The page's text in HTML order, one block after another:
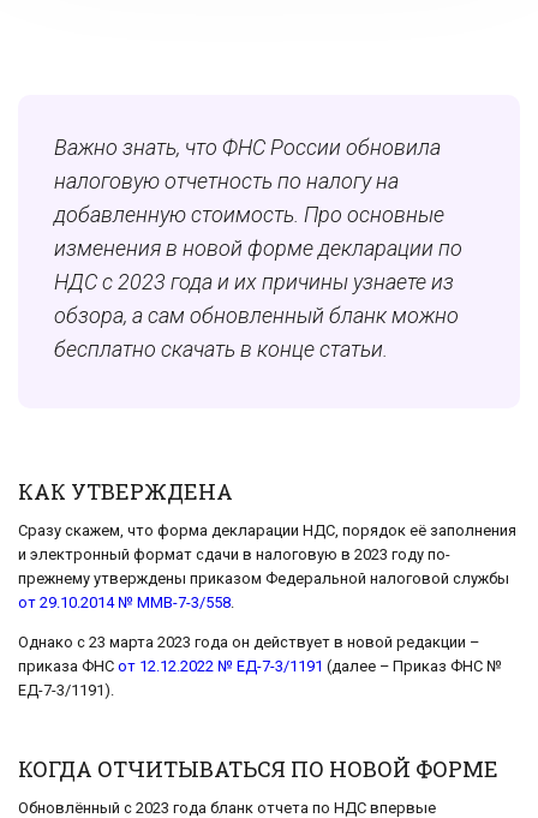
Важно знать, что ФНС России обновила
налоговую отчетность по налогу на
добавленную стоимость. Про основные
изменения в новой форме декларации по
НДС с 2023 года и их причины узнаете из
обзора, а сам обновленный бланк можно
бесплатно скачать в конце статьи.
КАК УТВЕРЖДЕНА
Сразу скажем, что форма декларации НДС, порядок её заполнения
и электронный формат сдачи в налоговую в 2023 году по-
прежнему утверждены приказом Федеральной налоговой службы
от 29.10.2014 № ММВ-7-3/558.
Однако с 23 марта 2023 года он действует в новой редакции –
приказа ФНС от 12.12.2022 № ЕД-7-3/1191 (далее – Приказ ФНС №
ЕД-7-3/1191).
КОГДА ОТЧИТЫВАТЬСЯ ПО НОВОЙ ФОРМЕ
Обновлённый с 2023 года бланк отчета по НДС впервые